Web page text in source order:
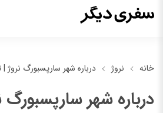
خانه نروژ درباره شهر سارپسبورگ نروژ
درباره شهر سارپسبورگ